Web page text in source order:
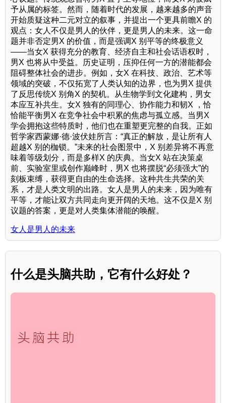
予从属的标签。然而，随着时代的发展，越来越多的声音
开始质疑这种二元对立的叙事，并提出一个更具前瞻X 的
观点：女人不仅是男人的伙伴，更是男人的未来。这一命
题并非否定男X 的价值，而是强调X 别平等的终极意义
——当女X 获得充分的教育、经济自主和社会话语权时，
男X 也将从中受益。历史证明，压抑任何一方的潜能都会
阻碍整体社会的进步。例如，女X 在科技、政治、艺术等
领域的突破，不仅拓宽了人类认知的边界，也为男X 提供
了反思传统X 别角X 的契机。从生物学到文化建构，男女
本应互补共生。女X 独有的同理心、协作能力和韧X ，恰
恰能平衡男X 在竞争社会中积累的焦虑与孤立感。当男X
学会拥抱这些特质时，他们也在重塑更完整的自我。正如
哲学家西蒙娜·德·波伏娃所言：“真正的解放，是让所有人
超越X 别的枷锁。”未来的社会图景中，X 别差异将不再意
味着等级划分，而是多样X 的庆典。当女X 站在决策桌
前、实验室里或创作巅峰时，男X 也将摆脱“必须强大”的
刻板束缚，获得更自由的生命选择。这种共生共荣的关
系，才是人类文明的出路。女人是男人的未来，因为唯有
平等，才能让双方共同走向更开阔的天地。这不仅是X 别
议题的答案，更是对人类集体潜能的唤醒。
女人是男人的未来
什么是头脑共助，它有什么好处？